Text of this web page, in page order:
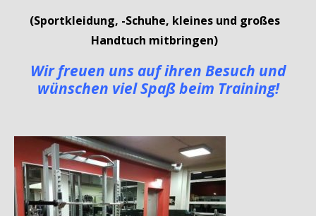
(Sportkleidung, -Schuhe, kleines und großes
Handtuch mitbringen)
Wir freuen uns auf ihren Besuch und
wünschen viel Spaß beim Training!